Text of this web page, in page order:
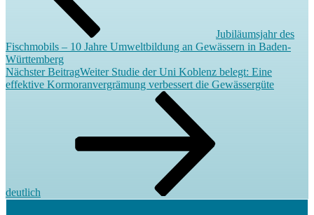
Jubiläumsjahr des
Fischmobils – 10 Jahre Umweltbildung an Gewässern in Baden-
Württemberg
Nächster BeitragWeiter Studie der Uni Koblenz belegt: Eine
effektive Kormoranvergrämung verbessert die Gewässergüte
deutlich